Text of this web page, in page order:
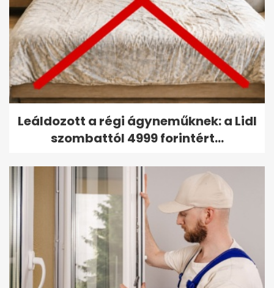
Leáldozott a régi ágyneműknek: a Lidl
szombattól 4999 forintért...